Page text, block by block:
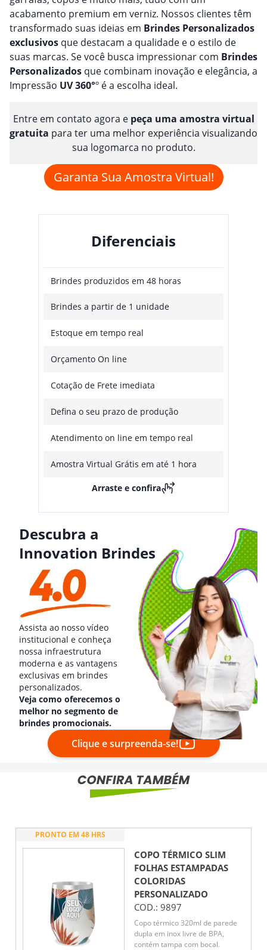
acabamento premium em verniz. Nossos clientes têm
transformado suas ideias em Brindes Personalizados
exclusivos que destacam a qualidade e o estilo de
suas marcas. Se você busca impressionar com Brindes
Personalizados que combinam inovação e elegância, a
Impressão UV 360°º é a escolha ideal.
Entre em contato agora e peça uma amostra virtual
gratuita para ter uma melhor experiência visualizando
sua logomarca no produto.
Garanta Sua Amostra Virtual!
Diferenciais
Brindes produzidos em 48 horas
Brindes a partir de 1 unidade
Estoque em tempo real
Orçamento On line
Cotação de Frete imediata
Defina o seu prazo de produção
Atendimento on line em tempo real
Amostra Virtual Grátis em até 1 hora
Arraste e confira
Descubra a
Innovation Brindes
Assista ao nosso vídeo
institucional e conheça
nossa infraestrutura
moderna e as vantagens
exclusivas em brindes
personalizados.
Veja como oferecemos o
melhor no segmento de
brindes promocionais.
Clique e surpreenda-se!
PRONTO EM 48 HRS
COPO TÉRMICO SLIM
FOLHAS ESTAMPADAS
COLORIDAS
PERSONALIZADO
COD.: 9897
Copo térmico 320ml de parede
dupla em inox livre de BPA,
contém tampa com bocal.